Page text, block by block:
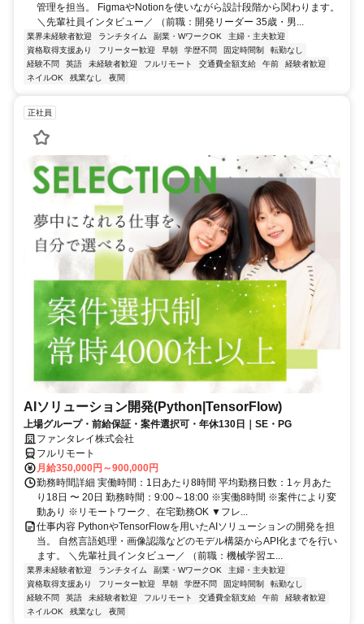
管理を担当。 FigmaやNotionを使いながら設計段階から関わります。
＼先輩社員インタビュー／ （前職：開発リーダー 35歳・男...
業界未経験者歓迎 ランチタイム 副業・WワークOK
主婦・主夫歓迎
資格取得支援あり
フリーター歓迎 早朝 学歴不問 固定時間制
転勤なし
経験不問
英語 未経験者歓迎 フルリモート 交通費全額支給 午前
経験者歓迎
ネイルOK
残業なし 夜間
正社員
AIソリューション開発(Python|TensorFlow)
上場グループ・前給保証・案件選択可・年休130日｜SE・PG
ファンタレイ株式会社
フルリモート
月給350,000円～900,000円
勤務時間詳細 実働時間：1日あたり8時間 平均勤務日数：1ヶ月あた
り18日 〜 20日 勤務時間：9:00～18:00 ※実働8時間 ※案件により変
動あり ※リモートワーク、在宅勤務OK ▼フレ...
仕事内容 PythonやTensorFlowを用いたAIソリューションの開発を担
当。 自然言語処理・画像認識などのモデル構築からAPI化までを行い
ます。 ＼先輩社員インタビュー／ （前職：機械学習エ...
業界未経験者歓迎 ランチタイム 副業・WワークOK
主婦・主夫歓迎
資格取得支援あり
フリーター歓迎 早朝 学歴不問 固定時間制
転勤なし
経験不問
英語 未経験者歓迎 フルリモート 交通費全額支給 午前
経験者歓迎
ネイルOK
残業なし 夜間